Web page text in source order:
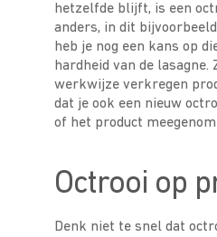
hetzelfde blijft, is een
anders, in dit
heb je nog een kans op
hardheid van de
werkwijze verkregen
dat je ook een nieuw
of het product
Octrooi op
Denk niet te snel dat